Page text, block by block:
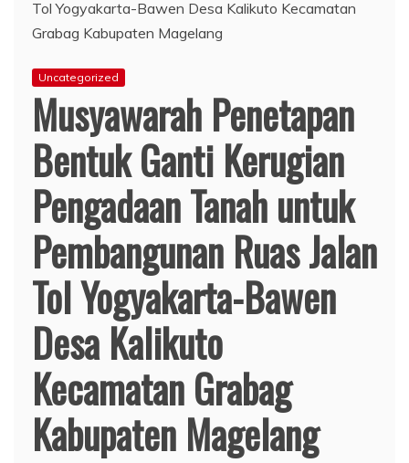
Uncategorized
Musyawarah Penetapan
Bentuk Ganti Kerugian
Pengadaan Tanah untuk
Pembangunan Ruas Jalan
Tol Yogyakarta-Bawen
Desa Kalikuto
Kecamatan Grabag
Kabupaten Magelang